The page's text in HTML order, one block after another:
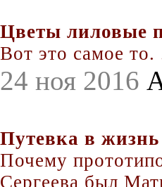
Цветы лиловые
Вот это самое то.
24 ноя 2016
Путевка в жизнь
Почему
Сергеева был